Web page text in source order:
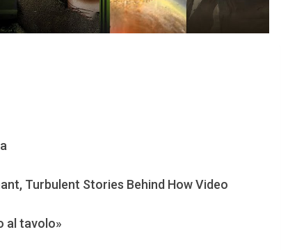
Turbulent Stories Behind How Video
al tavolo»